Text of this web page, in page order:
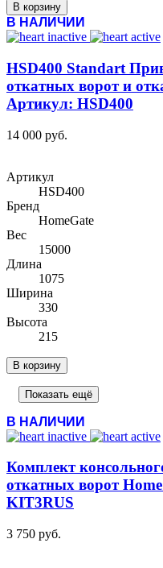
В корзину
В НАЛИЧИИ
HSD400 Standart
откатных ворот и
Артикул: HSD400
14 000 руб.
Артикул
HSD400
Бренд
HomeGate
Вес
15000
Длина
1075
Ширина
330
Высота
215
В корзину
Показать ещё
В НАЛИЧИИ
Комплект
откатных ворот
KIT3RUS
3 750 руб.